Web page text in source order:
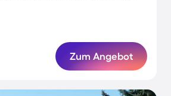
Zum Angebot